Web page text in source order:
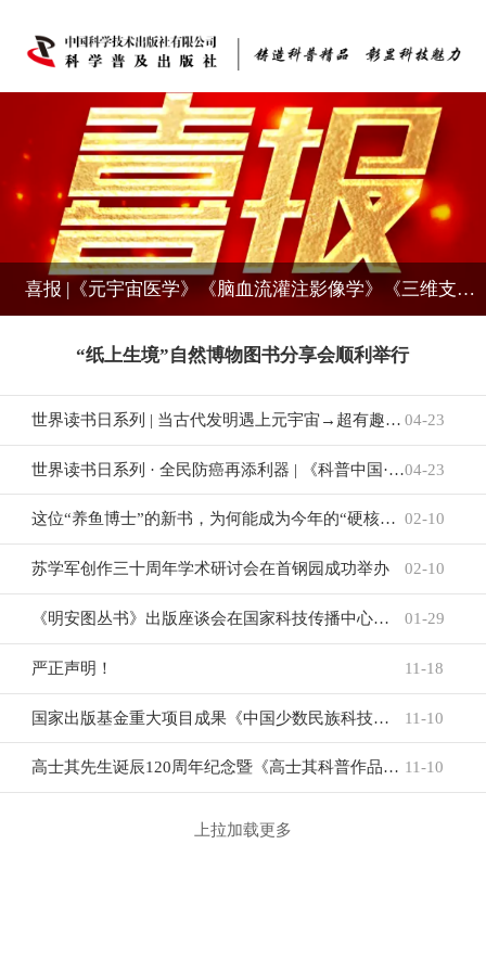
喜报 |《元宇宙医学》《脑血流灌注影像学》《三维支气管解剖影像图谱》入选2024年度国家科学技术学术著作出版基金资助项目
世界读书日系列 | 当古代发明遇上元宇宙→超有趣的中国“酷”发明展厅你确定不来？ 04-23
世界读书日系列 · 全民防癌再添利器 | 《科普中国·肿瘤防控科普丛书》重磅亮相2025中国抗癌协会整合科普大会04-23
这位“养鱼博士”的新书，为何能成为今年的“硬核年货”？ 02-10
苏学军创作三十周年学术研讨会在首钢园成功举办 02-10
《明安图丛书》出版座谈会在国家科技传播中心召开 01-29
严正声明！ 11-18
国家出版基金重大项目成果《中国少数民族科技与文明》丛书在广西隆重发布 11-10
高士其先生诞辰120周年纪念暨《高士其科普作品精选》新书发布会在北京中国科学技术馆举行 11-10